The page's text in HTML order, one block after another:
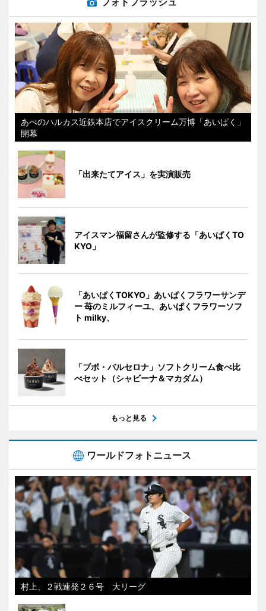
あべのハルカス近鉄本店でアイスクリーム万博「あいぱく」
開幕
「出来たてアイス」を実演販売
アイスマン福留さんが監修する「あいぱくTO
KYO」
「あいぱくTOKYO」あいぱくフラワーサンデ
ー 苺のミルフィーユ、あいぱくフラワーソフ
ト milky、
「ブボ・バルセロナ」ソフトクリーム食べ比
べセット（シャビーナ＆マカダム）
もっと見る
ワールドフォトニュース
村上、２戦連発２６号 大リーグ